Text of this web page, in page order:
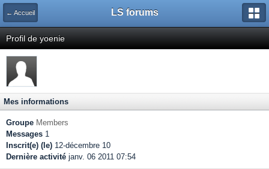
← Accueil LS forums
Profil de yoenie
Mes informations
Groupe Members
Messages 1
Inscrit(e) (le) 12-décembre 10
Dernière activité janv. 06 2011 07:54